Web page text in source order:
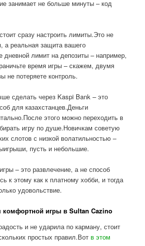
занимает не больше минуты – код
сразу настроить лимиты.Это не
а реальная защита вашего
дневной лимит на депозиты – например,
время игры – скажем, двумя
не потеряете контроль.
сделать через Kaspi Bank – это
для казахстанцев.Деньги
этого можно переходить в
игру по душе.Новичкам советую
слотов с низкой волатильностью –
пусть и небольшие.
– это развлечение, а не способ
к этому как к платному хобби, и тогда
удовольствие.
комфортной игры в Sultan Cazino
и не ударила по карману, стоит
простых правил.Вотв этом